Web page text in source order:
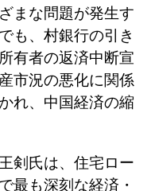
まな問題が発生す
も、村銀行の引き
有者の返済中断宣
市況の悪化に関係
れ、中国経済の縮
剣氏は、住宅ロー
最も深刻な経済・